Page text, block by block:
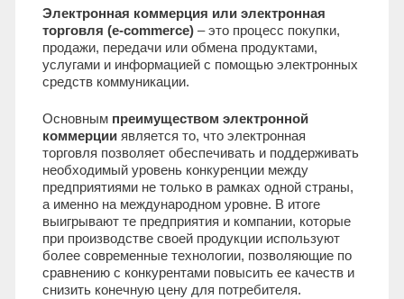
Электронная коммерция или электронная
торговля (e-commerce) – это процесс покупки,
продажи, передачи или обмена продуктами,
услугами и информацией с помощью электронных
средств коммуникации.
Основным преимуществом электронной
коммерции является то, что электронная
торговля позволяет обеспечивать и поддерживать
необходимый уровень конкуренции между
предприятиями не только в рамках одной страны,
а именно на международном уровне. В итоге
выигрывают те предприятия и компании, которые
при производстве своей продукции используют
более современные технологии, позволяющие по
сравнению с конкурентами повысить ее качеств и
снизить конечную цену для потребителя.